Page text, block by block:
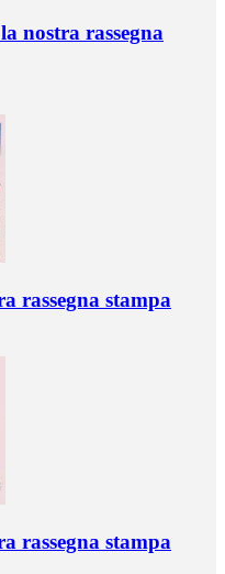
nostra rassegna
rassegna stampa
rassegna stampa